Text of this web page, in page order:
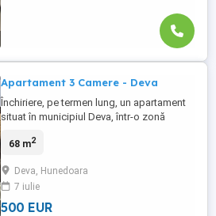
Apartament 3 Camere - Deva
Închiriere, pe termen lung, un apartament
situat în municipiul Deva, într-o zonă
imediata apropiere a Baroului de Avocați.
unui imobil modern, prevăzut cu două
lifturi, și beneficiază de o
compartimentare decomandată.
68 m2
Deva, Hunedoara
7 iulie
500 EUR